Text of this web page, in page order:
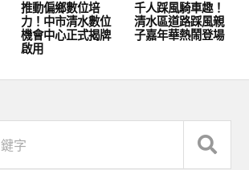
推動偏鄉數位培
力！中市清水數位
機會中心正式揭牌
啟用
千人踩風騎車趣！
清水區道路踩風親
子嘉年華熱鬧登場